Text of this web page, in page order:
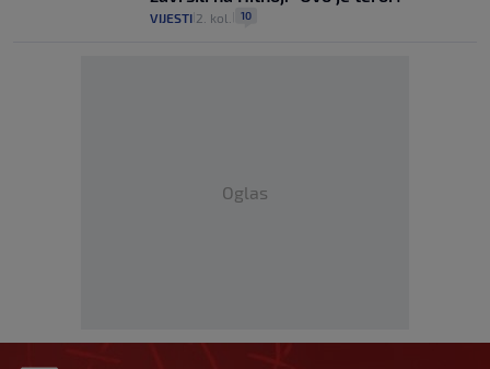
VIJESTI 2. kol. 10
Oglas